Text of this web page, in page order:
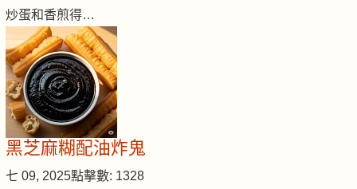
炒蛋和香煎得…
黑芝麻糊配油炸鬼
七 09, 2025點擊數: 1328